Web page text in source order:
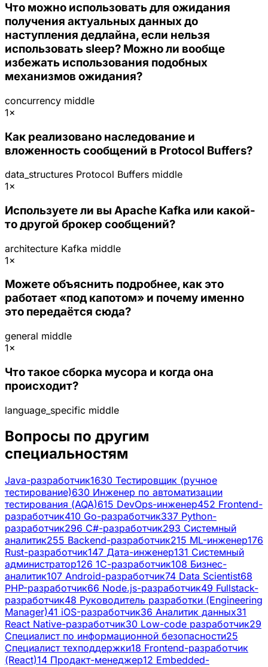
Что можно использовать для ожидания
получения актуальных данных до
наступления дедлайна, если нельзя
использовать sleep? Можно ли вообще
избежать использования подобных
механизмов ожидания?
concurrency middle
1×
Как реализовано наследование и
вложенность сообщений в Protocol Buffers?
data_structures Protocol Buffers middle
1×
Используете ли вы Apache Kafka или какой-
то другой брокер сообщений?
architecture Kafka middle
1×
Можете объяснить подробнее, как это
работает «под капотом» и почему именно
это передаётся сюда?
general middle
1×
Что такое сборка мусора и когда она
происходит?
language_specific middle
Вопросы по другим
специальностям
Java-разработчик1630 Тестировщик (ручное
тестирование)630 Инженер по автоматизации
тестирования (AQA)615 DevOps-инженер452 Frontend-
разработчик410 Go-разработчик337 Python-
разработчик296 C#-разработчик293 Системный
аналитик255 Backend-разработчик215 ML-инженер176
Rust-разработчик147 Дата-инженер131 Системный
администратор126 1С-разработчик108 Бизнес-
аналитик107 Android-разработчик74 Data Scientist68
PHP-разработчик66 Node.js-разработчик49 Fullstack-
разработчик48 Руководитель разработки (Engineering
Manager)41 iOS-разработчик36 Аналитик данных31
React Native-разработчик30 Low-code разработчик29
Специалист по информационной безопасности25
Специалист техподдержки18 Frontend-разработчик
(React)14 Продакт-менеджер12 Embedded-